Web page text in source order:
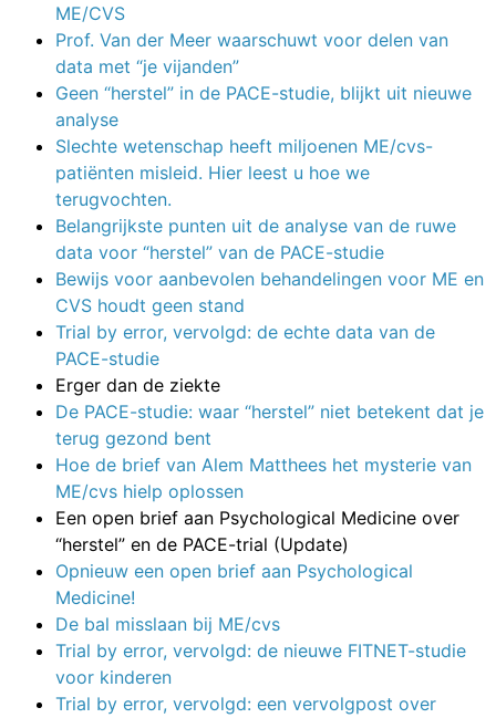
ME/CVS
Prof. Van der Meer waarschuwt voor delen van
data met “je vijanden”
Geen “herstel” in de PACE-studie, blijkt uit nieuwe
analyse
Slechte wetenschap heeft miljoenen ME/cvs-
patiënten misleid. Hier leest u hoe we
terugvochten.
Belangrijkste punten uit de analyse van de ruwe
data voor “herstel” van de PACE-studie
Bewijs voor aanbevolen behandelingen voor ME en
CVS houdt geen stand
Trial by error, vervolgd: de echte data van de
PACE-studie
Erger dan de ziekte
De PACE-studie: waar “herstel” niet betekent dat je
terug gezond bent
Hoe de brief van Alem Matthees het mysterie van
ME/cvs hielp oplossen
Een open brief aan Psychological Medicine over
“herstel” en de PACE-trial (Update)
Opnieuw een open brief aan Psychological
Medicine!
De bal misslaan bij ME/cvs
Trial by error, vervolgd: de nieuwe FITNET-studie
voor kinderen
Trial by error, vervolgd: een vervolgpost over